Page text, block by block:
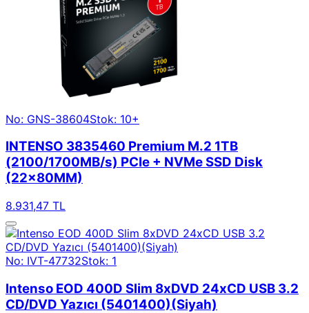
No: GNS-38604Stok: 10+
INTENSO 3835460 Premium M.2 1TB
(2100/1700MB/s) PCIe + NVMe SSD Disk
(22x80MM)
8.931,47 TL
No: IVT-47732Stok: 1
Intenso EOD 400D Slim 8xDVD 24xCD USB 3.2
CD/DVD Yazıcı (5401400)(Siyah)